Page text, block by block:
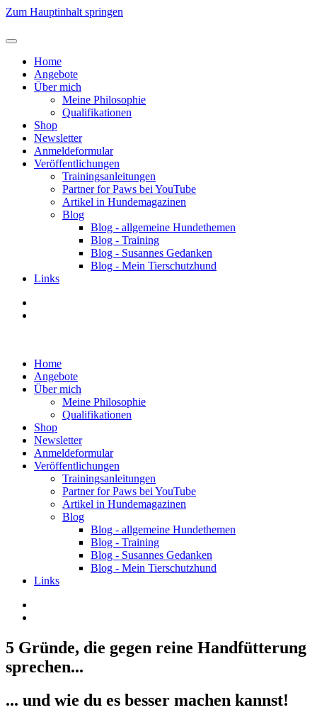
Zum Hauptinhalt springen
Home
Angebote
Über mich
Meine Philosophie
Qualifikationen
Shop
Newsletter
Anmeldeformular
Veröffentlichungen
Trainingsanleitungen
Partner for Paws bei YouTube
Artikel in Hundemagazinen
Blog
Blog - allgemeine Hundethemen
Blog - Training
Blog - Susannes Gedanken
Blog - Mein Tierschutzhund
Links
Home
Angebote
Über mich
Meine Philosophie
Qualifikationen
Shop
Newsletter
Anmeldeformular
Veröffentlichungen
Trainingsanleitungen
Partner for Paws bei YouTube
Artikel in Hundemagazinen
Blog
Blog - allgemeine Hundethemen
Blog - Training
Blog - Susannes Gedanken
Blog - Mein Tierschutzhund
Links
5 Gründe, die gegen reine Handfütterung
sprechen...
... und wie du es besser machen kannst!